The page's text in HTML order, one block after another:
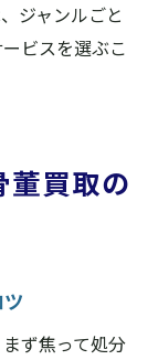
ジャンルごと
ビスを選ぶこ
董買取の
ず焦って処分